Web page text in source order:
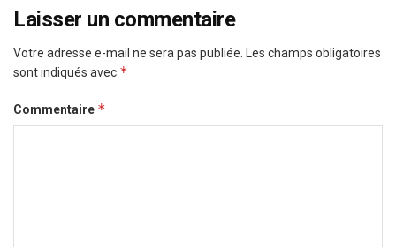
Laisser un commentaire
Votre adresse e-mail ne sera pas publiée. Les champs obligatoires
sont indiqués avec *
Commentaire *